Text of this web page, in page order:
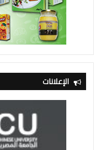
الإعلانات